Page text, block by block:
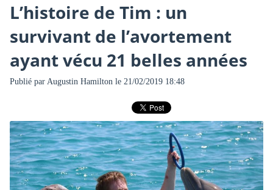
L’histoire de Tim : un
survivant de l’avortement
ayant vécu 21 belles années
Publié par Augustin Hamilton le 21/02/2019 18:48